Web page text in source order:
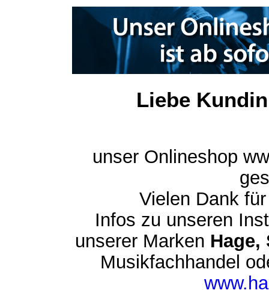
Liebe
unser Onlineshop
Vielen Dank
Infos zu unseren
unserer Marken Hage,
Musikfachhandel